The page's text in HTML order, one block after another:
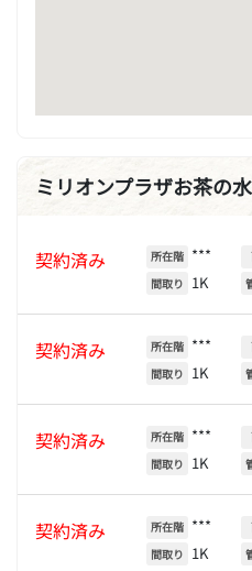
ミリオンプラザお茶の
契約済み 所在階 ***
間取り 1K
契約済み 所在階 ***
間取り 1K
契約済み 所在階 ***
間取り 1K
契約済み 所在階 ***
間取り 1K